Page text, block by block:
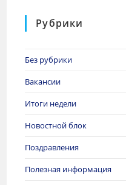
Рубрики
Без рубрики
Вакансии
Итоги недели
Новостной блок
Поздравления
Полезная информация